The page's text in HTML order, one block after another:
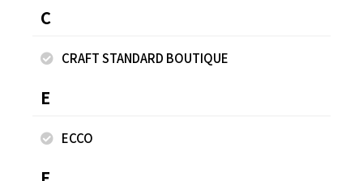
C
CRAFT STANDARD BOUTIQUE
E
ECCO